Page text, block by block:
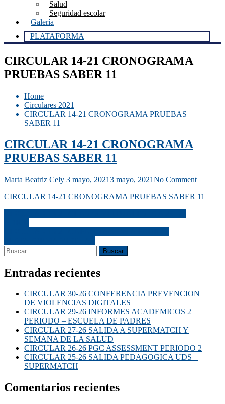
Salud
Seguridad escolar
Galería
PLATAFORMA
CIRCULAR 14-21 CRONOGRAMA
PRUEBAS SABER 11
Home
Circulares 2021
CIRCULAR 14-21 CRONOGRAMA PRUEBAS
SABER 11
CIRCULAR 14-21 CRONOGRAMA
PRUEBAS SABER 11
Marta Beatriz Cely 3 mayo, 20213 mayo, 2021No Comment
CIRCULAR 14-21 CRONOGRAMA PRUEBAS SABER 11
Entradas recientes
CIRCULAR 30-26 CONFERENCIA PREVENCION
DE VIOLENCIAS DIGITALES
CIRCULAR 29-26 INFORMES ACADEMICOS 2
PERIODO – ESCUELA DE PADRES
CIRCULAR 27-26 SALIDA A SUPERMATCH Y
SEMANA DE LA SALUD
CIRCULAR 26-26 PGC ASSESSMENT PERIODO 2
CIRCULAR 25-26 SALIDA PEDAGOGICA UDS –
SUPERMATCH
Comentarios recientes